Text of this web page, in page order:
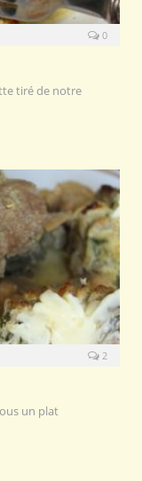
0
tiré de notre
2
un plat